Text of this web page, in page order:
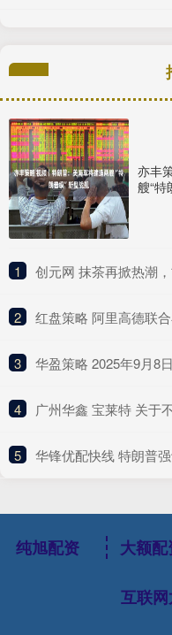
亦丰
艘“特
1 创元网 抹茶再掀热潮，古
2 红盘策略 阿里高德联合小鹏
3 华盈策略 2025年9月8日全
4 广州华鑫 宝莱特 关于
5 华锋优配快线 特朗普强
纯旭配资 大额配
互联